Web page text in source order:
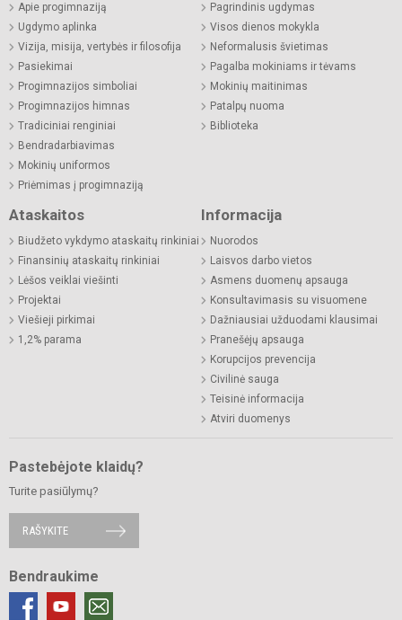
Apie progimnaziją
Ugdymo aplinka
Vizija, misija, vertybės ir filosofija
Pasiekimai
Progimnazijos simboliai
Progimnazijos himnas
Tradiciniai renginiai
Bendradarbiavimas
Mokinių uniformos
Priėmimas į progimnaziją
Pagrindinis ugdymas
Visos dienos mokykla
Neformalusis švietimas
Pagalba mokiniams ir tėvams
Mokinių maitinimas
Patalpų nuoma
Biblioteka
Ataskaitos
Biudžeto vykdymo ataskaitų rinkiniai
Finansinių ataskaitų rinkiniai
Lėšos veiklai viešinti
Projektai
Viešieji pirkimai
1,2% parama
Informacija
Nuorodos
Laisvos darbo vietos
Asmens duomenų apsauga
Konsultavimasis su visuomene
Dažniausiai užduodami klausimai
Pranešėjų apsauga
Korupcijos prevencija
Civilinė sauga
Teisinė informacija
Atviri duomenys
Pastebėjote klaidų?
Turite pasiūlymų?
RAŠYKITE
Bendraukime